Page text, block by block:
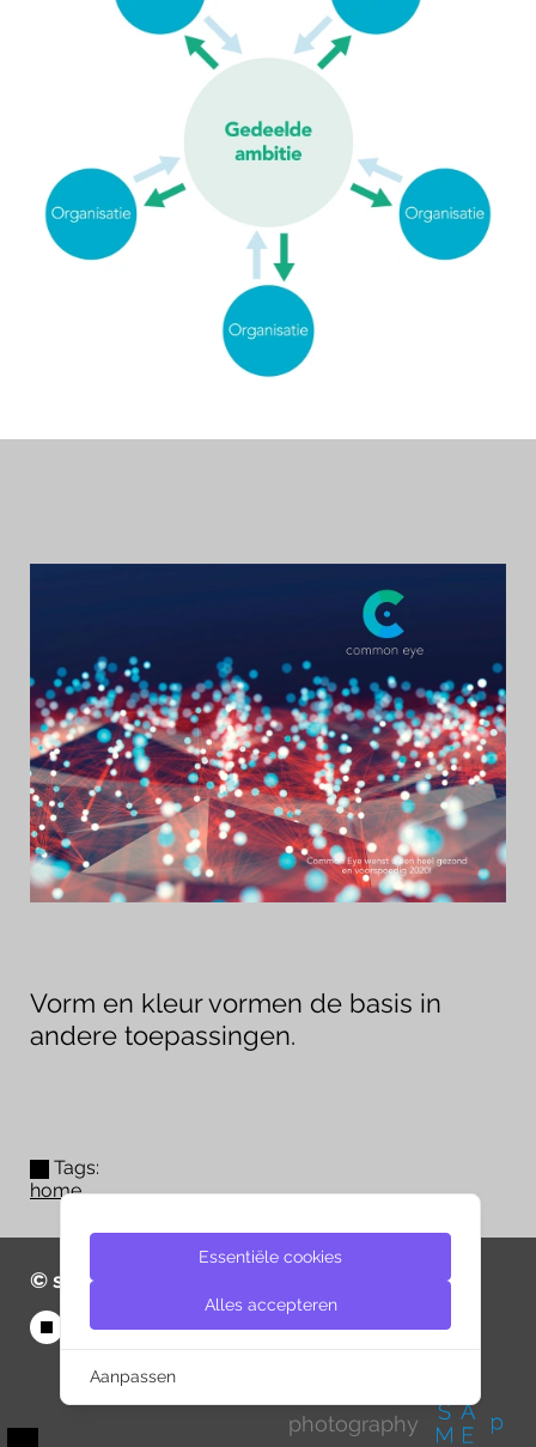
Vorm en kleur vormen de basis in
andere toepassingen.
Tags:
home
© same-d 2026
photography
Essentiële cookies
Alles accepteren
Aanpassen